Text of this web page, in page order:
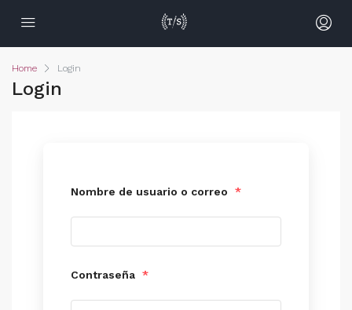
Home Login
Login
Nombre de usuario o correo *
Contraseña *